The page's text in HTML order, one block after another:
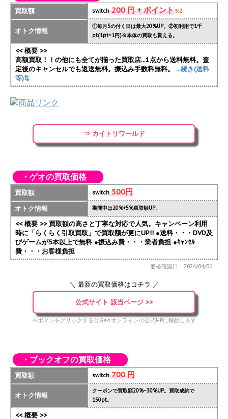
買取額 switch200 円 + ポイント※2
オトク情報
①毎月5の付く日は最大20%UP。②初利用で1千
pt(1pt=1円)※本体の買取も貰える。
<< 概要 >>
高額買取！！の他にも全てが揃った買取店...1点から送料無料。査
定後のキャンセルでも返送無料。振込み手数料無料。
...続き(送料
等)⇅
⇒ カイトリワールド
・ゲオの買取価格
買取額 switch500円
オトク情報 期間中は20%+5%買取額UP。
<< 概要 >> 買取額の高さと丁寧な対応で人気。キャンペーン利用
時に「らくらく引取買取」で買取額が更にUP!! ●送料・・・DVD及
びゲームが5本以上で無料 ●振込み費・・・業者負担 ●ｷｬﾝｾﾙ
費・・・お客様負担
価格確認日：2024/04/06
＼ 最新の買取価格はコチラ ／
公式サイト 該当ページ >>
※ボタンをクリックするとGeoオンラインの公式HPに移動します
・ブックオフの買取価格
買取額 switch700 円
オトク情報
クーポンで買取額20%~30%UP。買取成約で
150pt。
<< 概要 >>